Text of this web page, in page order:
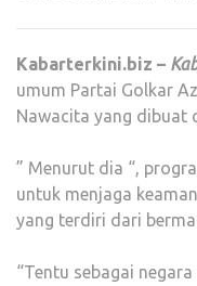
Kabarterkini.biz –
umum Partai Golkar
Nawacita yang dibuat
” Menurut dia “,
untuk menjaga
yang terdiri dari
“Tentu sebagai